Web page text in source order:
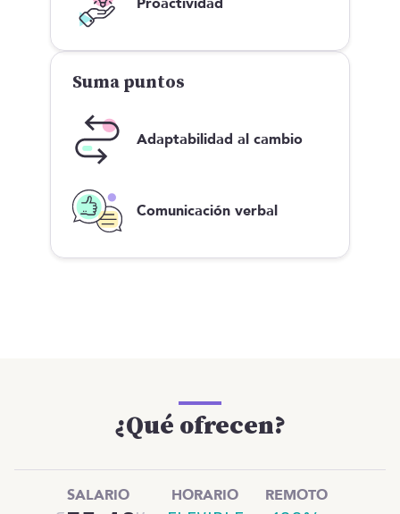
Proactividad
Suma puntos
Adaptabilidad al cambio
Comunicación verbal
¿Qué ofrecen?
SALARIO HORARIO REMOTO